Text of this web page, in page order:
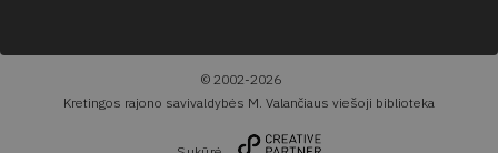
© 2002-2026
Kretingos rajono savivaldybės M. Valančiaus viešoji biblioteka